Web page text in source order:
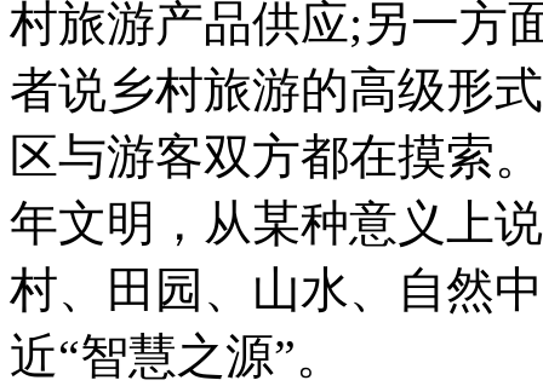
村旅游产品供应;另一方
者说乡村旅游的高级形
区与游客双方都在摸索
年文明，从某种意义上
村、田园、山水、自然
近“智慧之源”。